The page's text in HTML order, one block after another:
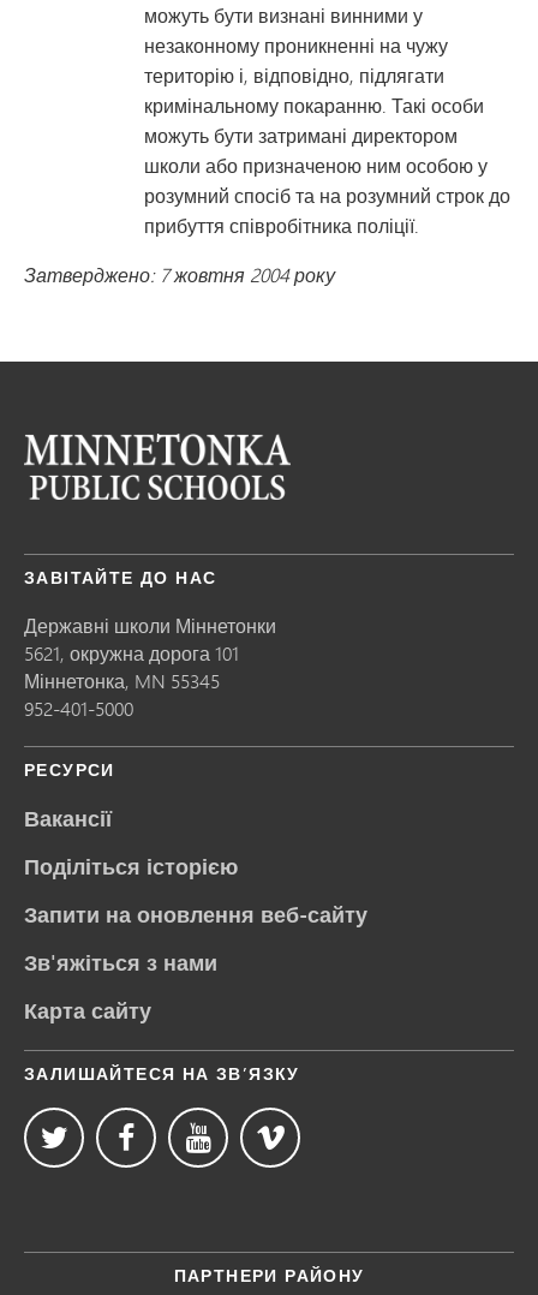
можуть бути визнані винними у
незаконному проникненні на чужу
територію і, відповідно, підлягати
кримінальному покаранню. Такі особи
можуть бути затримані директором
школи або призначеною ним особою у
розумний спосіб та на розумний строк до
прибуття співробітника поліції.
Затверджено: 7 жовтня 2004 року
ЗАВІТАЙТЕ ДО НАС
Державні школи Міннетонки
5621, окружна дорога 101
Міннетонка, MN 55345
952-401-5000
РЕСУРСИ
Вакансії
Поділіться історією
Запити на оновлення веб-сайту
Зв'яжіться з нами
Карта сайту
ЗАЛИШАЙТЕСЯ НА ЗВ’ЯЗКУ
ПАРТНЕРИ РАЙОНУ